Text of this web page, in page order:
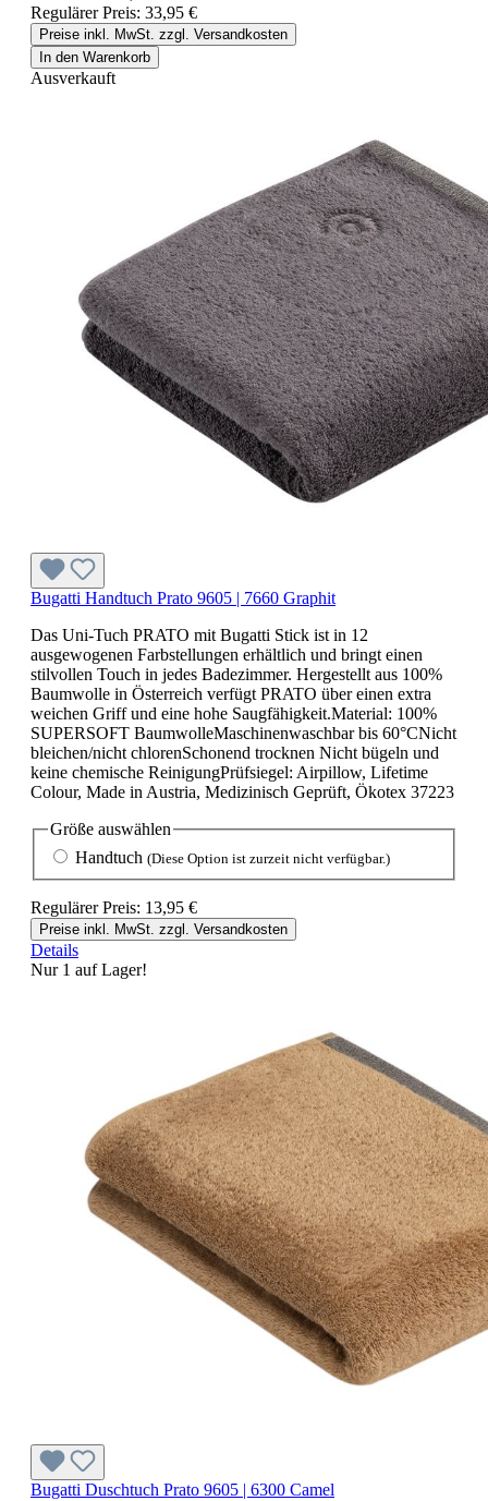
Regulärer Preis: 33,95 €
Preise inkl. MwSt. zzgl. Versandkosten
In den Warenkorb
Ausverkauft
Bugatti Handtuch Prato 9605 | 7660 Graphit
Das Uni-Tuch PRATO mit Bugatti Stick ist in 12
ausgewogenen Farbstellungen erhältlich und bringt einen
stilvollen Touch in jedes Badezimmer. Hergestellt aus 100%
Baumwolle in Österreich verfügt PRATO über einen extra
weichen Griff und eine hohe Saugfähigkeit.Material: 100%
SUPERSOFT BaumwolleMaschinenwaschbar bis 60°CNicht
bleichen/nicht chlorenSchonend trocknen Nicht bügeln und
keine chemische ReinigungPrüfsiegel: Airpillow, Lifetime
Colour, Made in Austria, Medizinisch Geprüft, Ökotex 37223
Größe auswählen
Handtuch (Diese Option ist zurzeit nicht verfügbar.)
Regulärer Preis: 13,95 €
Preise inkl. MwSt. zzgl. Versandkosten
Details
Nur 1 auf Lager!
Bugatti Duschtuch Prato 9605 | 6300 Camel